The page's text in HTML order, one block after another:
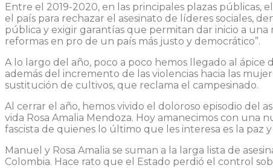
Entre el 2019-2020, en las principales plazas públicas,
el país para rechazar el asesinato de líderes sociales,
pública y exigir garantías que permitan dar inicio a una
reformas en pro de un país más justo y democrático”.
A lo largo del año, poco a poco hemos llegado al
además del incremento de las violencias hacia las
sustitución de cultivos, que reclama el campesinado.
Al cerrar el año, hemos vivido el doloroso episodio del
vida Rosa Amalia Mendoza. Hoy amanecimos con una
fascista de quienes lo último que les interesa es la paz
Manuel y Rosa Amalia se suman a la larga lista de
Colombia. Hace rato que el Estado perdió el control